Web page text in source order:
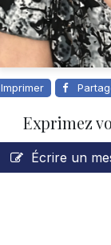
Imprimer
Exprimez
Écrire un